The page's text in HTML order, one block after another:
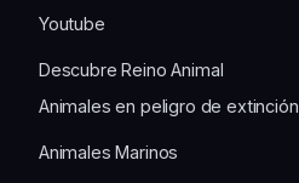
Youtube
Descubre Reino Animal
Animales en peligro de extinción
Animales Marinos